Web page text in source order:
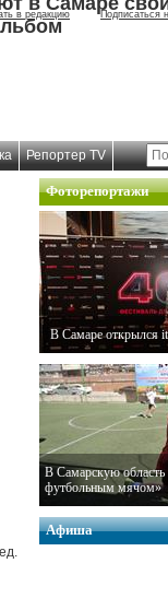
в редакцию Подписаться
Репортер TV
Фоторепортажи
В Самаре открылся
В Самарскую
футбольным мячом»
Афиша